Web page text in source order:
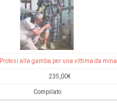
Protesi alla gamba per una vittima da mina
235,00€
Compilato